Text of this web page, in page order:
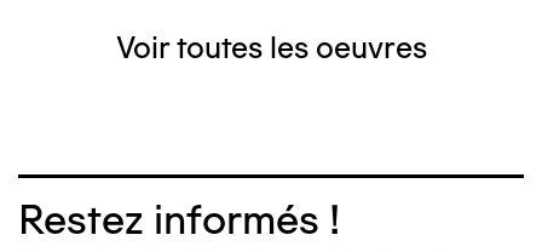
Voir toutes les oeuvres
Restez informés !